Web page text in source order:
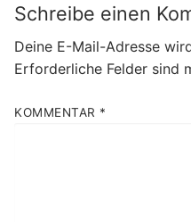
Schreibe einen
Deine E-Mail-Adresse
Erforderliche Felder sind
KOMMENTAR *